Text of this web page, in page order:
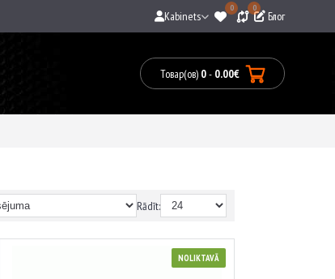
Kabinets
0 0
Блог
Товар(ов) 0- 0.00€
Rādīt:
NOLIKTAVĀ